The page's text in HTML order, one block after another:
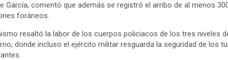
García, comentó que además se registró el arribo de al menos
foráneos.
resaltó la labor de los cuerpos policiacos de los tres niveles
donde incluso el ejército militar resguarda la seguridad de los